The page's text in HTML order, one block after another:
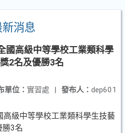
新消息
國高級中等學校工業類科學
2名及優勝3名
發布人： dep601
單位： 實習處 |
級中等學校工業類科學生技藝
勝3名